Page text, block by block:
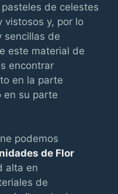
de celestes
vistosos y, por lo
sencillas de
este material de
encontrar
en la parte
en su parte
podemos
de Flor
alta en
de